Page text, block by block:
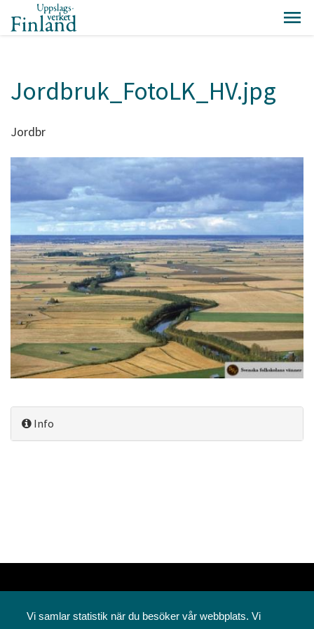
Jordbruk_FotoLK_HV.jpg
Jordbr
Info
Vi samlar statistik när du besöker vår webbplats. Vi